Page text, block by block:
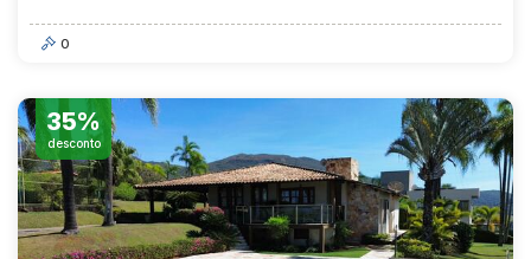
0
35%
desconto